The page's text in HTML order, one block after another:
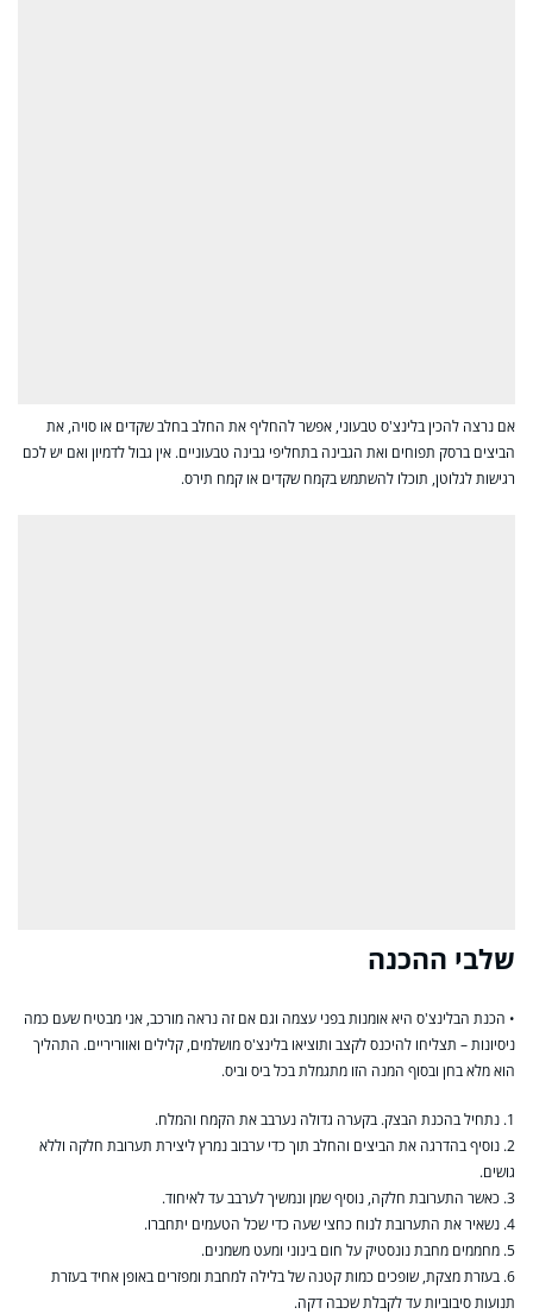
אם נרצה להכין בלינצ'ס טבעוני, אפשר להחליף את החלב בחלב שקדים או סויה, את
הביצים ברסק תפוחים ואת הגבינה בתחליפי גבינה טבעוניים. אין גבול לדמיון ואם יש לכם
רגישות לגלוטן, תוכלו להשתמש בקמח שקדים או קמח תירס.
שלבי ההכנה
• הכנת הבלינצ'ס היא אומנות בפני עצמה וגם אם זה נראה מורכב, אני מבטיח שעם כמה
ניסיונות – תצליחו להיכנס לקצב ותוציאו בלינצ'ס מושלמים, קלילים ואווריריים. התהליך
הוא מלא בחן ובסוף המנה הזו מתגמלת בכל ביס וביס.
1. נתחיל בהכנת הבצק. בקערה גדולה נערבב את הקמח והמלח.
2. נוסיף בהדרגה את הביצים והחלב תוך כדי ערבוב נמרץ ליצירת תערובת חלקה וללא
גושים.
3. כאשר התערובת חלקה, נוסיף שמן ונמשיך לערבב עד לאיחוד.
4. נשאיר את התערובת לנוח כחצי שעה כדי שכל הטעמים יתחברו.
5. מחממים מחבת נונסטיק על חום בינוני ומעט משמנים.
6. בעזרת מצקת, שופכים כמות קטנה של בלילה למחבת ומפזרים באופן אחיד בעזרת
תנועות סיבוביות עד לקבלת שכבה דקה.